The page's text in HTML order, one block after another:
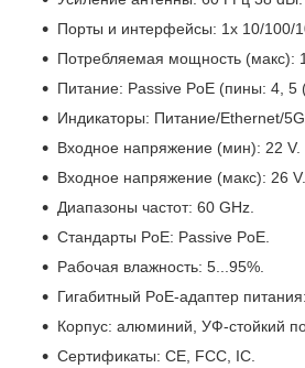
Порты и интерфейсы: 1х 10/100/
Потребляемая мощность (макс):
Питание: Passive PoE (пины: 4, 5
Индикаторы: Питание/Ethernet/
Входное напряжение (мин): 22 V.
Входное напряжение (макс): 26 V.
Диапазоны частот: 60 GHz.
Стандарты PoE: Passive PoE.
Рабочая влажность: 5...95%.
Гигабитный PoE-адаптер
Корпус: алюминий, УФ-стойкий
Сертификаты: CE, FCC, IC.